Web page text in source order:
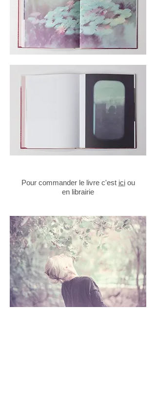
Pour commander le livre c'est iciou
en librairie